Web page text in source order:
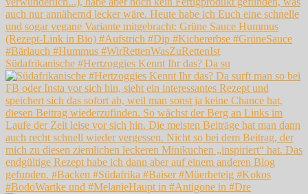
Südafrikanische #Hertzoggies Kennt Ihr das? Da su
#BodoWartke und #MelanieHaupt in #Antigone in #Dre